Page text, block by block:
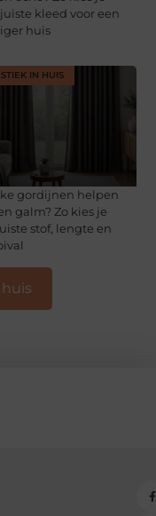
kleed voor een
huis
IN HUIS
gordijnen helpen
galm? Zo kies je
stof, lengte en